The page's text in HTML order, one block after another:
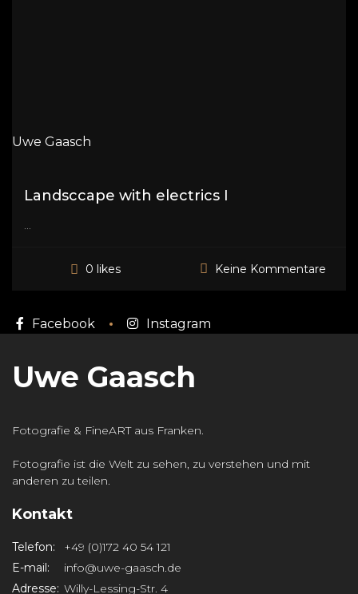
Uwe Gaasch
Landsccape with electrics I
...
0 likes Keine Kommentare
Facebook Instagram
Uwe Gaasch
Fotografie & FineART aus Franken.
Fotografie ist die Welt zu sehen, zu verstehen und mit
anderen zu teilen.
Kontakt
Telefon:
+49 (0)172 40 54 121
E-mail:
info@uwe-gaasch.de
Adresse: Willy-Lessing-Str. 4